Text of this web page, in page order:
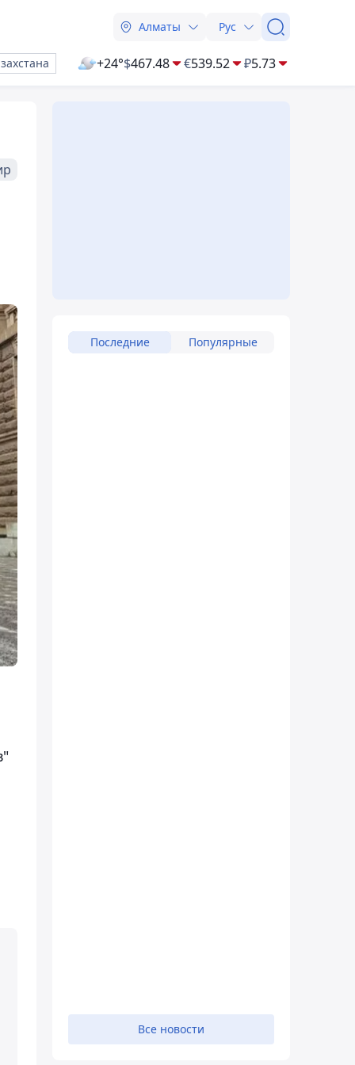
Алматы Рус
+24°$467.48 €539.52 ₽5.73
Последние Популярные
Все новости